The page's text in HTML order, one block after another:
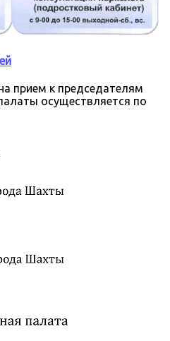
прием к председателям
осуществляется по